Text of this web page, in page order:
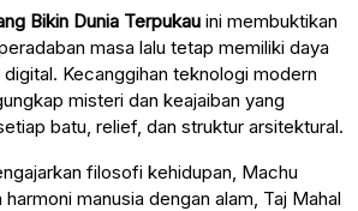
Bikin Dunia Terpukau ini membuktikan
masa lalu tetap memiliki daya
Kecanggihan teknologi modern
misteri dan keajaiban yang
batu, relief, dan struktur arsitektural.
filosofi kehidupan, Machu
manusia dengan alam, Taj Mahal